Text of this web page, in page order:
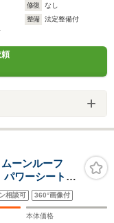
修復
なし
整備
法定整備付
ーンルーフ
パワーシート
ライト プリ
テアリング パ
相談可 360°画像付
本体価格